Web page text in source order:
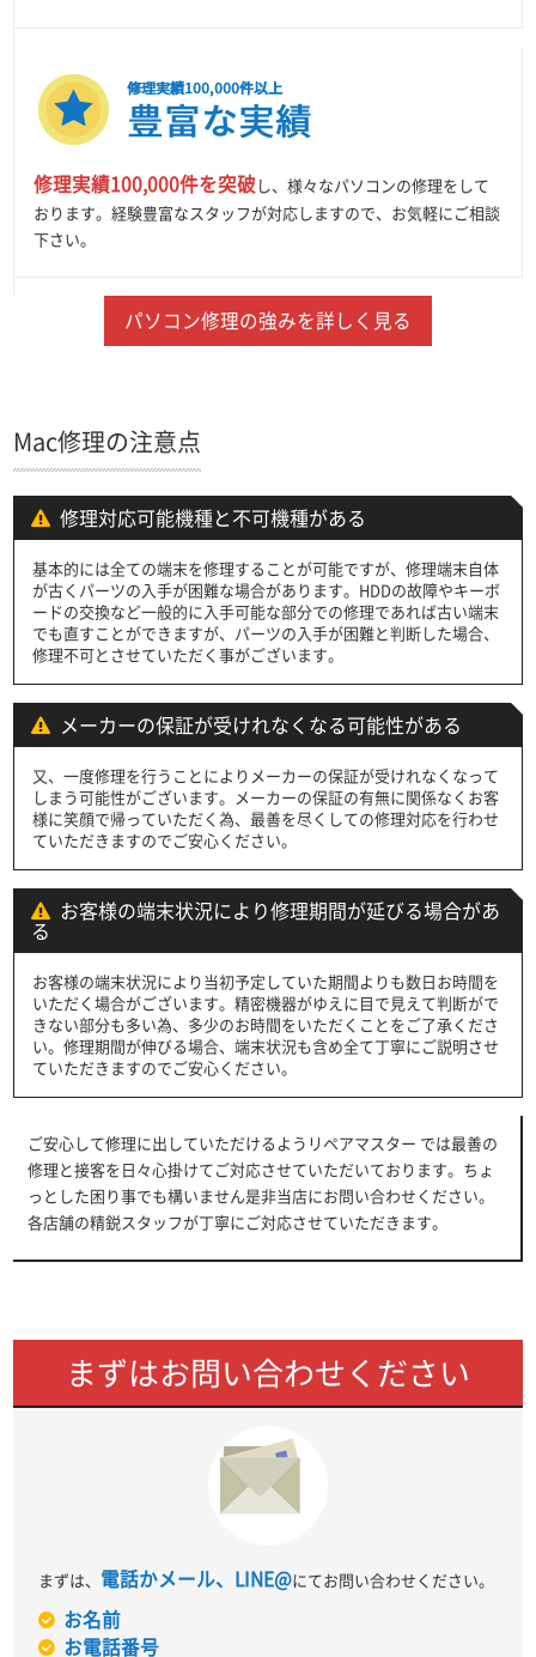
修理実績100,000件を突破し、様々なパソコンの修理をして
おります。経験豊富なスタッフが対応しますので、お気軽にご相談
下さい。
パソコン修理の強みを詳しく見る
Mac修理の注意点
修理対応可能機種と不可機種がある
基本的には全ての端末を修理することが可能ですが、修理端末自体
が古くパーツの入手が困難な場合があります。HDDの故障やキーボ
ードの交換など一般的に入手可能な部分での修理であれば古い端末
でも直すことができますが、パーツの入手が困難と判断した場合、
修理不可とさせていただく事がございます。
メーカーの保証が受けれなくなる可能性がある
又、一度修理を行うことによりメーカーの保証が受けれなくなって
しまう可能性がございます。メーカーの保証の有無に関係なくお客
様に笑顔で帰っていただく為、最善を尽くしての修理対応を行わせ
ていただきますのでご安心ください。
お客様の端末状況により修理期間が延びる場合があ
る
お客様の端末状況により当初予定していた期間よりも数日お時間を
いただく場合がございます。精密機器がゆえに目で見えて判断がで
きない部分も多い為、多少のお時間をいただくことをご了承くださ
い。修理期間が伸びる場合、端末状況も含め全て丁寧にご説明させ
ていただきますのでご安心ください。
ご安心して修理に出していただけるようリペアマスター では最善の
修理と接客を日々心掛けてご対応させていただいております。ちょ
っとした困り事でも構いません是非当店にお問い合わせください。
各店舗の精鋭スタッフが丁寧にご対応させていただきます。
まずはお問い合わせください
まずは、 電話かメール、LINE@にてお問い合わせください。
お名前
お電話番号